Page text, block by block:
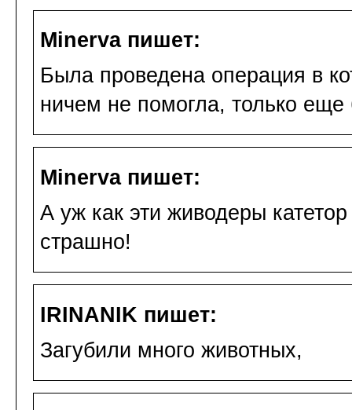
Minerva пишет:
Была проведена операция в
ничем не помогла, только
Minerva пишет:
А уж как эти живодеры
страшно!
IRINANIK пишет:
Загубили много животных,